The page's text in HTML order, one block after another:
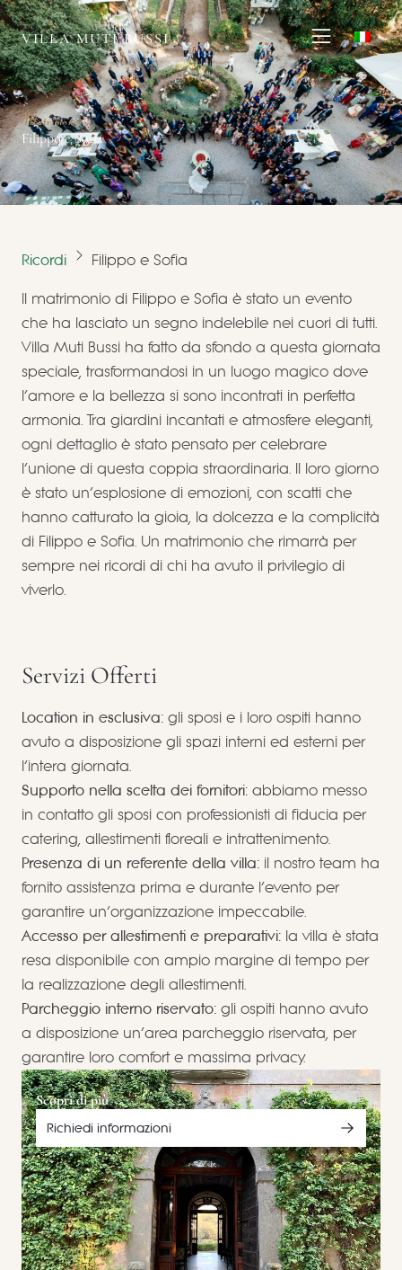
VILLA MUTI BUSSI
Matrimonio
Filippo e Sofia
Ricordi Filippo e Sofia
Il matrimonio di Filippo e Sofia è stato un evento
che ha lasciato un segno indelebile nei cuori di tutti.
Villa Muti Bussi ha fatto da sfondo a questa giornata
speciale, trasformandosi in un luogo magico dove
l’amore e la bellezza si sono incontrati in perfetta
armonia. Tra giardini incantati e atmosfere eleganti,
ogni dettaglio è stato pensato per celebrare
l’unione di questa coppia straordinaria. Il loro giorno
è stato un’esplosione di emozioni, con scatti che
hanno catturato la gioia, la dolcezza e la complicità
di Filippo e Sofia. Un matrimonio che rimarrà per
sempre nei ricordi di chi ha avuto il privilegio di
viverlo.
Servizi Offerti
Location in esclusiva: gli sposi e i loro ospiti hanno
avuto a disposizione gli spazi interni ed esterni per
l’intera giornata.
Supporto nella scelta dei fornitori: abbiamo messo
in contatto gli sposi con professionisti di fiducia per
catering, allestimenti floreali e intrattenimento.
Presenza di un referente della villa: il nostro team ha
fornito assistenza prima e durante l’evento per
garantire un’organizzazione impeccabile.
Accesso per allestimenti e preparativi: la villa è stata
resa disponibile con ampio margine di tempo per
la realizzazione degli allestimenti.
Parcheggio interno riservato: gli ospiti hanno avuto
a disposizione un’area parcheggio riservata, per
garantire loro comfort e massima privacy.
Scopri di più
Richiedi informazioni